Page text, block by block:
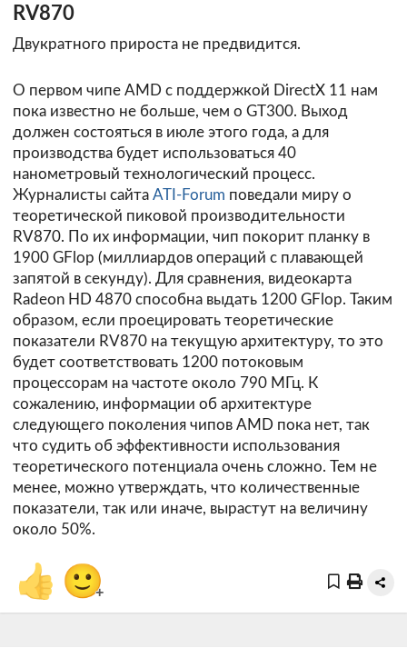
RV870
Двукратного прироста не предвидится.
О первом чипе AMD с поддержкой DirectX 11 нам
пока известно не больше, чем о GT300. Выход
должен состояться в июле этого года, а для
производства будет использоваться 40
нанометровый технологический процесс.
Журналисты сайта ATI-Forum поведали миру о
теоретической пиковой производительности
RV870. По их информации, чип покорит планку в
1900 GFlop (миллиардов операций с плавающей
запятой в секунду). Для сравнения, видеокарта
Radeon HD 4870 способна выдать 1200 GFlop. Таким
образом, если проецировать теоретические
показатели RV870 на текущую архитектуру, то это
будет соответствовать 1200 потоковым
процессорам на частоте около 790 МГц. К
сожалению, информации об архитектуре
следующего поколения чипов AMD пока нет, так
что судить об эффективности использования
теоретического потенциала очень сложно. Тем не
менее, можно утверждать, что количественные
показатели, так или иначе, вырастут на величину
около 50%.
👍 🙂+